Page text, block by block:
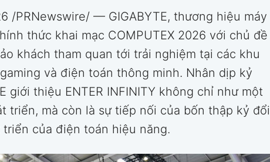
/PRNewswire/ — GIGABYTE, thương hiệu máy
thức khai mạc COMPUTEX 2026 với chủ đề
khách tham quan tới trải nghiệm tại các khu
và điện toán thông minh. Nhân dịp kỷ
giới thiệu ENTER INFINITY không chỉ như một
triển, mà còn là sự tiếp nối của bốn thập kỷ đổi
của điện toán hiệu năng.